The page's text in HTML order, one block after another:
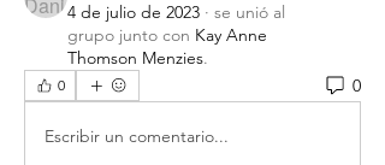
4 de julio de 2023 · se unió al
grupo junto con Kay Anne
Thomson Menzies.
0 0
Escribir un comentario...